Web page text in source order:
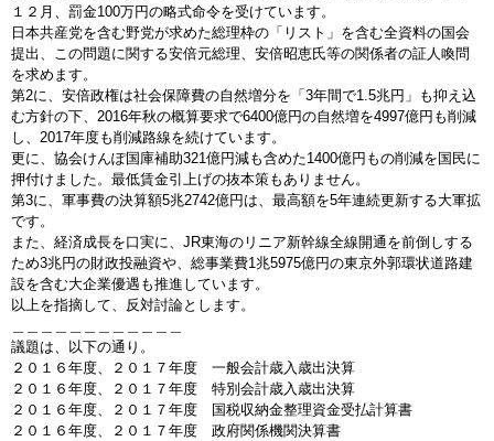
１２月、罰金100万円の略式命令を受けています。
日本共産党を含む野党が求めた総理枠の「リスト」を含む全資料の国会
提出、この問題に関する安倍元総理、安倍昭恵氏等の関係者の証人喚問
を求めます。
第2に、安倍政権は社会保障費の自然増分を「3年間で1.5兆円」も抑え込
む方針の下、2016年秋の概算要求で6400億円の自然増を4997億円も削減
し、2017年度も削減路線を続けています。
更に、協会けんぽ国庫補助321億円減も含めた1400億円もの削減を国民に
押付けました。最低賃金引上げの抜本策もありません。
第3に、軍事費の決算額5兆2742億円は、最高額を5年連続更新する大軍拡
です。
また、経済成長を口実に、JR東海のリニア新幹線全線開通を前倒しする
ため3兆円の財政投融資や、総事業費1兆5975億円の東京外郭環状道路建
設を含む大企業優遇も推進しています。
以上を指摘して、反対討論とします。
議題は、以下の通り。
２０１６年度、２０１７年度 一般会計歳入歳出決算
２０１６年度、２０１７年度 特別会計歳入歳出決算
２０１６年度、２０１７年度 国税収納金整理資金受払計算書
２０１６年度、２０１７年度 政府関係機関決算書